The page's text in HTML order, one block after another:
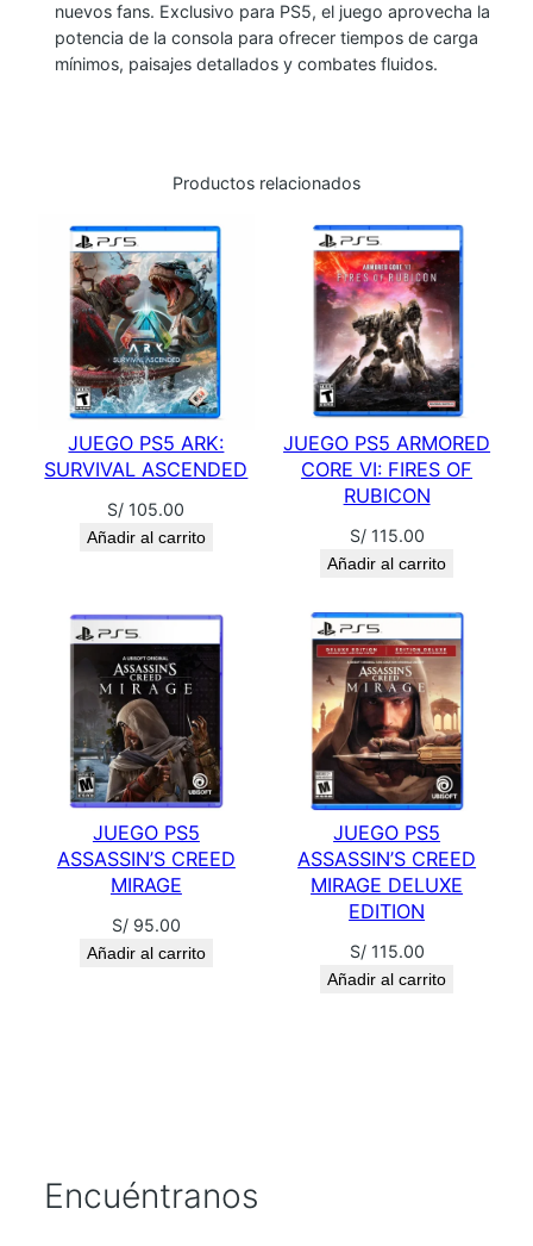
nuevos fans. Exclusivo para PS5, el juego aprovecha la
potencia de la consola para ofrecer tiempos de carga
mínimos, paisajes detallados y combates fluidos.
Productos relacionados
JUEGO PS5 ARK:
SURVIVAL ASCENDED
S/ 105.00
Añadir al carrito
JUEGO PS5 ARMORED
CORE VI: FIRES OF
RUBICON
S/115.00
Añadir al carrito
JUEGO PS5
ASSASSIN’S CREED
MIRAGE
S/95.00
Añadir al carrito
JUEGO PS5
ASSASSIN’S CREED
MIRAGE DELUXE
EDITION
S/115.00
Añadir al carrito
Encuéntranos